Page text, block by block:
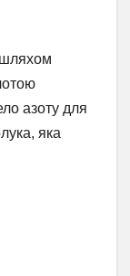
шляхом
азоту для
яка